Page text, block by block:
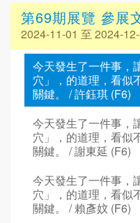
第69期展覽 參展
2024-11-01 至 2024-
今天發生了一件事，
穴」，的道理，看似
關鍵。 / 許鈺琪 (F6)
今天發生了一件事，
穴」，的道理，看似
關鍵。 / 謝東延 (F6)
今天發生了一件事，
穴」，的道理，看似
關鍵。 / 賴彥妏 (F6)